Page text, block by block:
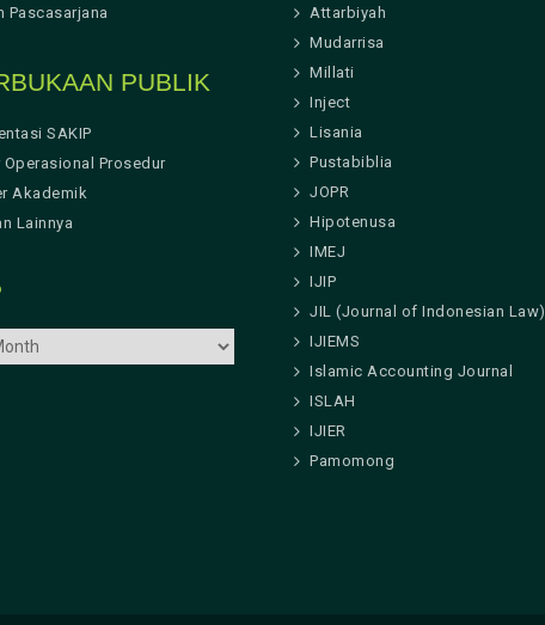
Pascasarjana
PUBLIK
SAKIP
Operasional Prosedur
Akademik
Lainnya
Attarbiyah
Mudarrisa
Millati
Inject
Lisania
Pustabiblia
JOPR
Hipotenusa
IMEJ
IJIP
JIL (Journal of Indonesian Law)
IJIEMS
Islamic Accounting Journal
ISLAH
IJIER
Pamomong